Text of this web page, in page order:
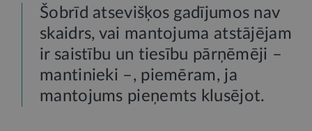
Šobrīd atsevišķos gadījumos nav
skaidrs, vai mantojuma atstājējam
ir saistību un tiesību pārņēmēji –
mantinieki –, piemēram, ja
mantojums pieņemts klusējot.